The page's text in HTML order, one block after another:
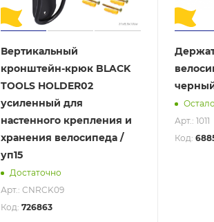
Вертикальный
кронштейн-крюк BLACK
TOOLS HOLDER02
усиленный для
настенного крепления и
хранения велосипеда /
уп15
Достаточно
Арт.: CNRCK09
Код: 726863
Арт.: 1011
Код: